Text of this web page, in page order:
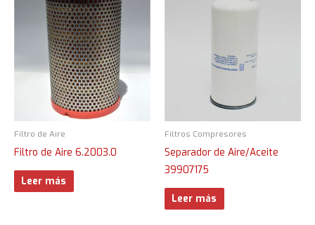
Filtro de Aire
Filtro de Aire 6.2003.0
Leer más
Filtros Compresores
Separador de Aire/Aceite
39907175
Leer más